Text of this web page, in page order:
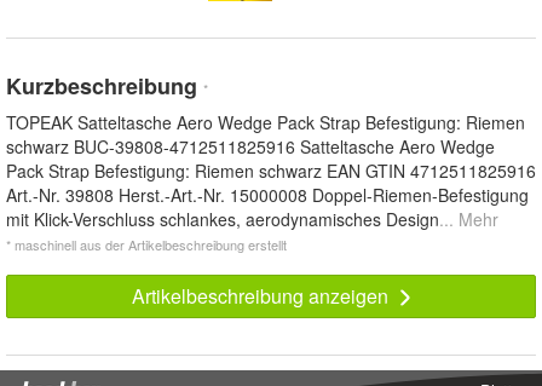
Kurzbeschreibung *
TOPEAK Satteltasche Aero Wedge Pack Strap Befestigung: Riemen
schwarz BUC-39808-4712511825916 Satteltasche Aero Wedge
Pack Strap Befestigung: Riemen schwarz EAN GTIN 4712511825916
Art.-Nr. 39808 Herst.-Art.-Nr. 15000008 Doppel-Riemen-Befestigung
mit Klick-Verschluss schlankes, aerodynamisches Design... Mehr
* maschinell aus der Artikelbeschreibung erstellt
Artikelbeschreibung anzeigen